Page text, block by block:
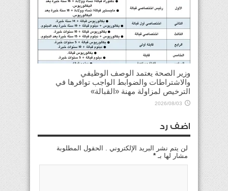
وزير الصحة يعتمد الوصف الوظيفي
والاشتراطات والضوابط الواجب توافرها في
الترخيص لمزاولة مهنة «القبالة»
2026/08/03
اضف رد
لن يتم نشر البريد الإلكتروني . الحقول المطلوبة
مشار لها بـ *